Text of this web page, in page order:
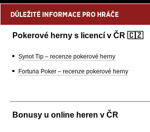
DŮLEŽITÉ INFORMACE PRO HRÁČE
Pokerové herny s licencí v ČR 🇨🇿
Synot Tip – recenze pokerové herny
Fortuna Poker – recenze pokerové herny
Bonusy u online heren v ČR